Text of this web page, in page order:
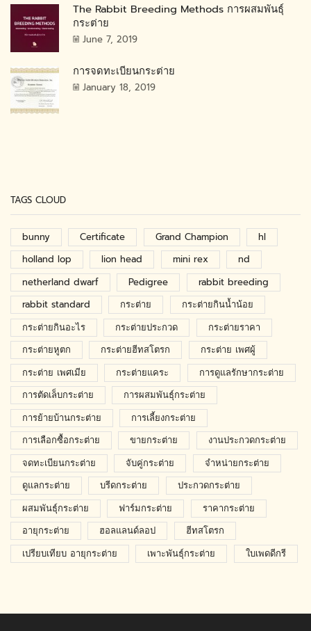
The Rabbit Breeding Methods การผสมพันธุ์
กระต่าย
June 7, 2019
การจดทะเบียนกระต่าย
January 18, 2019
TAGS CLOUD
bunny Certificate Grand Champion
hl
holland lop
lion head mini rex
nd
netherland dwarf
Pedigree
rabbit breeding
rabbit standard
กระต่าย
กระต่ายกินน้ำน้อย
กระต่ายกินอะไร
กระต่ายประกวด
กระต่ายราคา
กระต่ายหูตก
กระต่ายฮีทสโตรก
กระต่าย เพศผู้
กระต่าย เพศเมีย
กระต่ายแคระ
การดูแลรักษากระต่าย
การตัดเล็บกระต่าย
การผสมพันธุ์กระต่าย
การย้ายบ้านกระต่าย
การเลี้ยงกระต่าย
การเลือกซื้อกระต่าย
ขายกระต่าย
งานประกวดกระต่าย
จดทะเบียนกระต่าย
จับคู่กระต่าย
จำหน่ายกระต่าย
ดูแลกระต่าย
บรีดกระต่าย
ประกวดกระต่าย
ผสมพันธุ์กระต่าย
ฟาร์มกระต่าย
ราคากระต่าย
อายุกระต่าย
ฮอลแลนด์ลอป
ฮีทสโตรก
เปรียบเทียบ อายุกระต่าย
เพาะพันธุ์กระต่าย ใบเพดดีกรี